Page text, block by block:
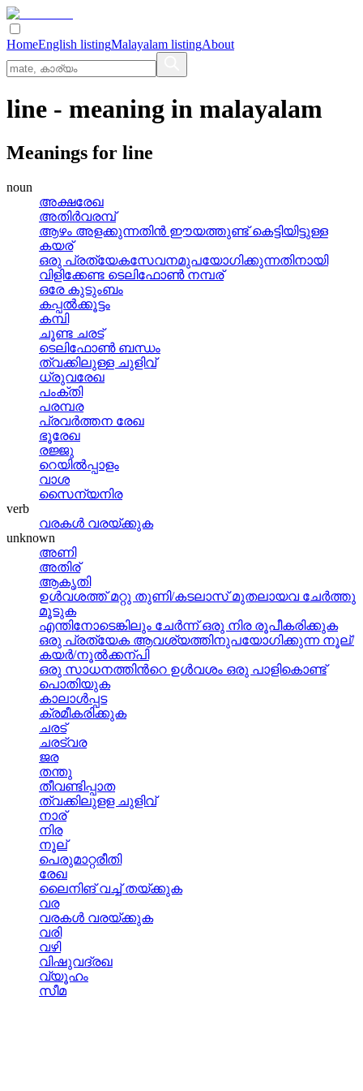
HomeEnglish listingMalayalam listingAbout
line - meaning in malayalam
Meanings for line
noun
അക്ഷരേഖ
അതിര്‍വരമ്പ്
ആഴം അളക്കുന്നതിന്‍ ഈയത്തുണ്ട്‌ കെട്ടിയിട്ടുള്ള
കയര്
ഒരു പ്രത്യേകസേവനമുപയോഗിക്കുന്നതിനായി
വിളിക്കേണ്ട ടെലിഫോണ്‍ നമ്പര്
ഒരേ കുടുംബം
കപ്പല്‍ക്കൂട്ടം
കമ്പി
ചൂണ്ട ചരട്
ടെലിഫോണ്‍ ബന്ധം
ത്വക്കിലുള്ള ചുളിവ്
ധ്രുവരേഖ
പംക്തി
പരമ്പര
പ്രവര്‍ത്തന രേഖ
ഭൂരേഖ
രജ്ജു
റെയില്‍പ്പാളം
വാശ
സൈന്യനിര
verb
വരകള്‍ വരയ്‌ക്കുക
unknown
അണി
അതിര്
ആകൃതി
ഉള്‍വശത്ത് മറ്റു തുണി/കടലാസ് മുതലായവ ചേര്‍ത്തു
മൂടുക
എന്തിനോടെങ്കിലും ചേര്‍ന്ന് ഒരു നിര രൂപീകരിക്കുക
ഒരു പ്രത്യേക ആവശ്യത്തിനുപയോഗിക്കുന്ന നൂല്/
കയര്‍/നൂല്‍ക്കന്പി
ഒരു സാധനത്തിന്‍റെ ഉള്‍വശം ഒരു പാളികൊണ്ട്
പൊതിയുക
കാലാള്‍പ്പട
ക്രമീകരിക്കുക
ചരട്
ചരട്വര
ജര
തന്തു
തീവണ്ടിപ്പാത
ത്വക്കിലുളള ചുളിവ്
നാര്
നിര
നൂല്
പെരുമാറ്റരീതി
രേഖ
ലൈനിങ് വച്ച് തയ്ക്കുക
വര
വരകള്‍ വരയ്ക്കുക
വരി
വഴി
വിഷുവദ്രഖ
വ്യൂഹം
സീമ